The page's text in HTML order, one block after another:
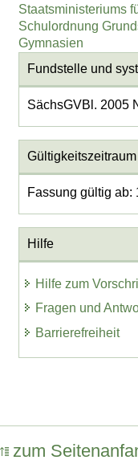
Staatsministeriums
Schulordnung
Gymnasien
Fundstelle und
SächsGVBl. 2005
Gültigkeitszeitraum
Fassung gültig ab:
Hilfe
Hilfe zum
Fragen und
Barrierefreiheit
zum